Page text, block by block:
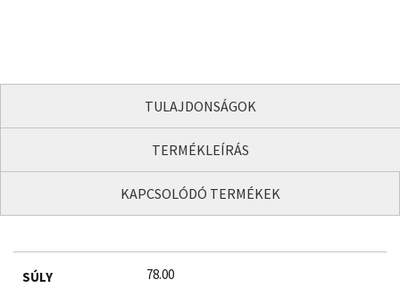
TULAJDONSÁGOK
TERMÉKLEÍRÁS
KAPCSOLÓDÓ TERMÉKEK
SÚLY 78.00